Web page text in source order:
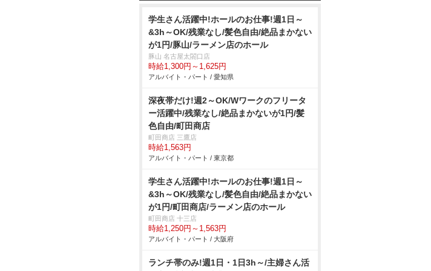
学生さん活躍中!ホールのお仕事!週1日～
&3h～OK/残業なし/髪色自由/絶品まかない
が1円/豚山/ラーメン店のホール
豚山 名古屋太閤口店
時給1,300円～1,625円
アルバイト・パート / 愛知県
深夜帯だけ!週2～OK/Wワークのフリータ
ー活躍中/残業なし/絶品まかないが1円/髪
色自由/町田商店
町田商店 三鷹店
時給1,563円
アルバイト・パート / 東京都
学生さん活躍中!ホールのお仕事!週1日～
&3h～OK/残業なし/髪色自由/絶品まかない
が1円/町田商店/ラーメン店のホール
町田商店 十三店
時給1,250円～1,563円
アルバイト・パート / 大阪府
ランチ帯のみ!週1日・1日3h～/主婦さん活